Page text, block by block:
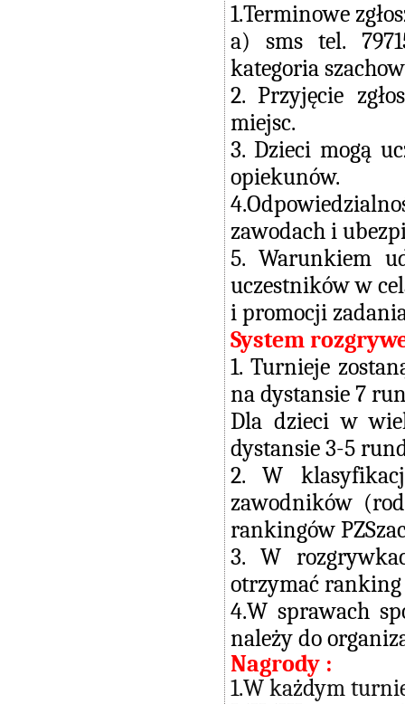
1.Terminowe
a) sms tel.
kategoria
2. Przyjęcie
miejsc.
3. Dzieci mogą
opiekunów.
zawodach i
5. Warunkiem
uczestników w
i promocji
System
1. Turnieje
na dystansie 7
Dla dzieci w
dystansie 3-5
2. W
zawodników
rankingów
3. W
otrzymać
4.W sprawach
należy do
Nagrody :
1.W każdym